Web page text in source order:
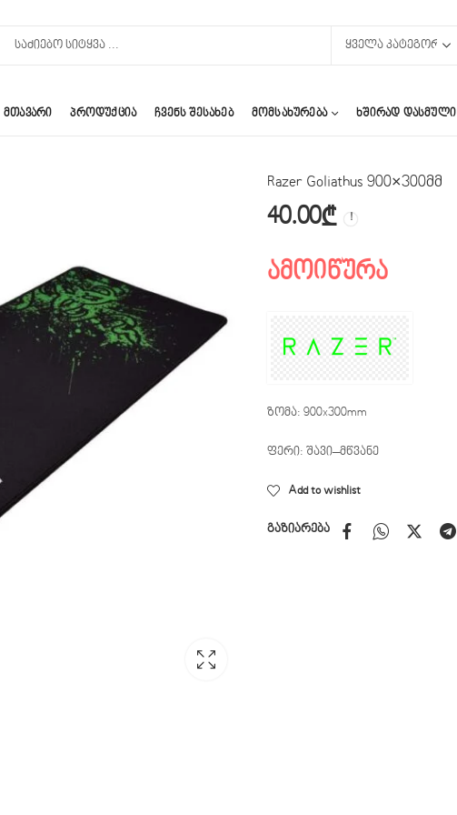
ᲛᲗᲐᲕᲐᲠᲘ ᲞᲠᲝᲓᲣᲥᲪᲘᲐ ᲩᲕᲔᲜᲡ ᲨᲔᲡᲐᲮᲔᲑ ᲛᲝᲛᲡᲐᲮᲣᲠᲔᲑᲐ ᲮᲨᲘᲠᲐᲓ ᲓᲐᲡᲛᲣᲚᲘ
Razer Goliathus 900×300მმ
40.00₾
ამოიწურა
ზომა: 900x300mm
ფერი: შავი–მწვანე
Add to wishlist
გაზიარება